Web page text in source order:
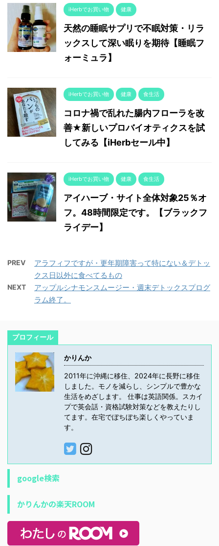
iHerbでお買い物 健康
天然の睡眠サプリで不眠対策・リラ
ックスして深い眠りを期待【睡眠フ
ォーミュラ】
iHerbでお買い物 健康 食生活
コロナ禍で乱れた腸内フローラを改
善★新しいプロバイオティクスを試
してみる【iHerbセール中】
iHerbでお買い物 健康 食生活
アイハーブ・サイト全体対象25％オ
フ。48時間限定です。【ブラックフ
ライデー】
PREV
アラフィフですが・更年期障害って特にない＆デトッ
クス日以外に食べてるもの
NEXT
アップルシナモンスムージー・週末デトックスプログ
ラム終了。
プロフィール
かりんか
2011年に沖縄に移住、2024年に長野に移住
しました。モノを減らし、シンプルで豊かな
生活をめざします。 仕事は英語関係。スカイ
プで英会話・資格試験対策などを教えたりし
てます。在宅でぼちぼち楽しくやっていま
す。
google検索
かりんかの楽天ROOM